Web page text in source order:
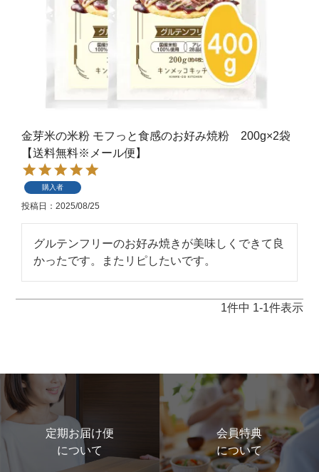
金芽米の米粉 モフっと食感のお好み焼粉 200g×2袋
【送料無料※メール便】
購入者
投稿日 2025/08/25
グルテンフリーのお好み焼きが美味しくできて良
かったです。またリピしたいです。
1件中 1-1件表示
定期お届け便
について
会員特典
について